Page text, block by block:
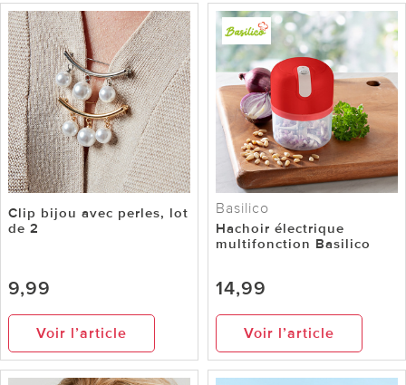
Clip bijou avec perles, lot
de 2
9,99
Voir l’article
Basilico
Hachoir électrique
multifonction Basilico
14,99
Voir l’article